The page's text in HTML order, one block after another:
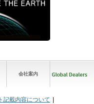
会社案内
記載内容について